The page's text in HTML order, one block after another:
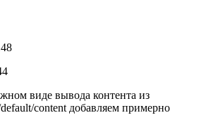
виде вывода контента из
content добавляем примерно